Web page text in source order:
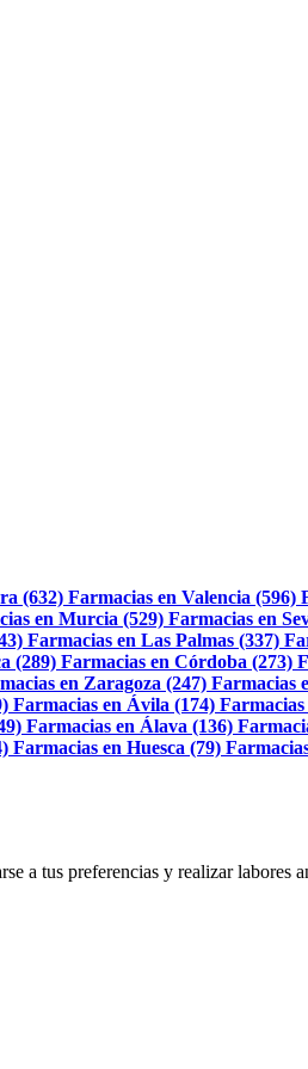
(632) Farmacias en Valencia (596)
en Murcia (529) Farmacias en
Farmacias en Las Palmas (337)
(289) Farmacias en Córdoba (273)
en Zaragoza (247) Farmacias
Farmacias en Ávila (174) Farmacias
Farmacias en Álava (136)
Farmacias en Huesca (79)
a tus preferencias y realizar labores